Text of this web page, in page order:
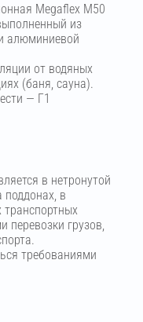
Megaflex M50
из
алюминиевой
от водяных
(баня, сауна).
— Г1
в нетронутой
поддонах, в
перевозки грузов,
требованиями